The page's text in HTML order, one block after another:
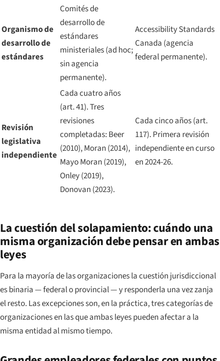
Organismo de
desarrollo de
estándares
Comités de
desarrollo de
estándares
ministeriales (ad hoc;
sin agencia
permanente).
Accessibility Standards
Canada (agencia
federal permanente).
Revisión
legislativa
independiente
Cada cuatro años
(art. 41). Tres
revisiones
completadas: Beer
(2010), Moran (2014),
Mayo Moran (2019),
Onley (2019),
Donovan (2023).
Cada cinco años (art.
117). Primera revisión
independiente en curso
en 2024-26.
La cuestión del solapamiento: cuándo una
misma organización debe pensar en ambas
leyes
Para la mayoría de las organizaciones la cuestión jurisdiccional
es binaria — federal o provincial — y responderla una vez zanja
el resto. Las excepciones son, en la práctica, tres categorías de
organizaciones en las que ambas leyes pueden afectar a la
misma entidad al mismo tiempo.